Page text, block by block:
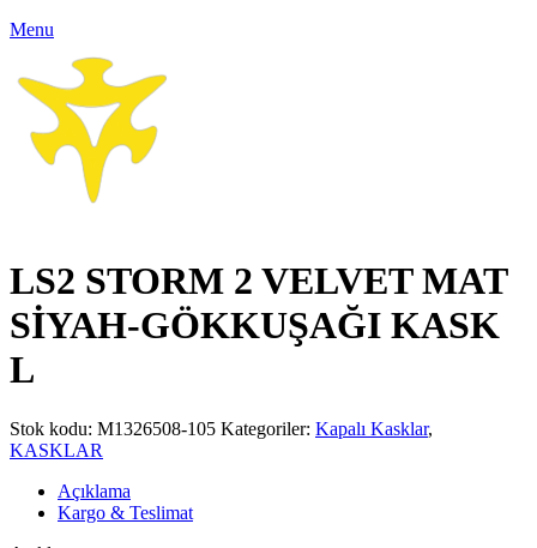
Menu
LS2 STORM 2 VELVET MAT
SİYAH-GÖKKUŞAĞI KASK
L
Stok kodu: M1326508-105 Kategoriler: Kapalı Kasklar,
KASKLAR
Açıklama
Kargo & Teslimat